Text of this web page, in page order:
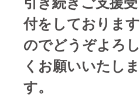
付をしております
のでどうぞよろし
くお願いいたしま
す。